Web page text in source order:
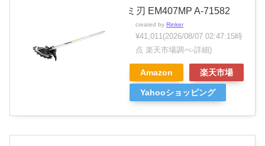
ミ刃 EM407MP A-71582
created by Rinker
¥41,011(2026/08/07 02:47:15時
点 楽天市場調べ-詳細)
Amazon 楽天市場
Yahooショッピング